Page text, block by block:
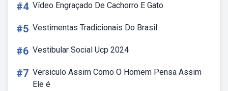
#4 Vídeo Engraçado De Cachorro E Gato
#5 Vestimentas Tradicionais Do Brasil
#6 Vestibular Social Ucp 2024
#7 Versiculo Assim Como O Homem Pensa Assim
Ele é